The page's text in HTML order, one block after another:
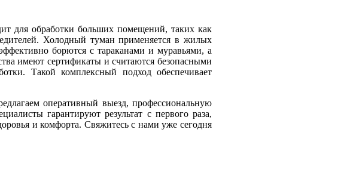
для обработки больших помещений, таких как
Холодный туман применяется в жилых
борются с тараканами и муравьями, а
имеют сертификаты и считаются безопасными
Такой комплексный подход обеспечивает
оперативный выезд, профессиональную
гарантируют результат с первого раза,
и комфорта. Свяжитесь с нами уже сегодня